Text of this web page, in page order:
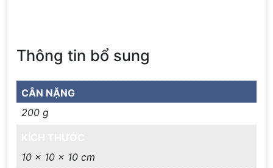
Thông tin bổ sung
CÂN NẶNG
200 g
10 × 10 × 10 cm